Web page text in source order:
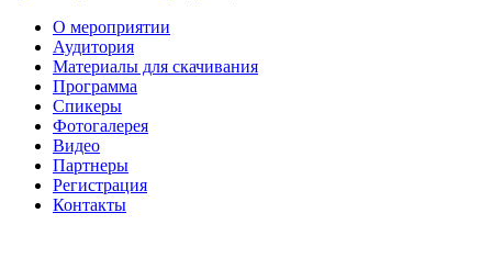
О мероприятии
Аудитория
Материалы для скачивания
Программа
Спикеры
Фотогалерея
Видео
Партнеры
Регистрация
Контакты